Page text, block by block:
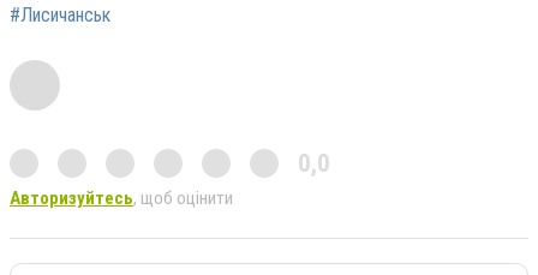
#Лисичанськ
0,0
Авторизуйтесь, щоб оцінити